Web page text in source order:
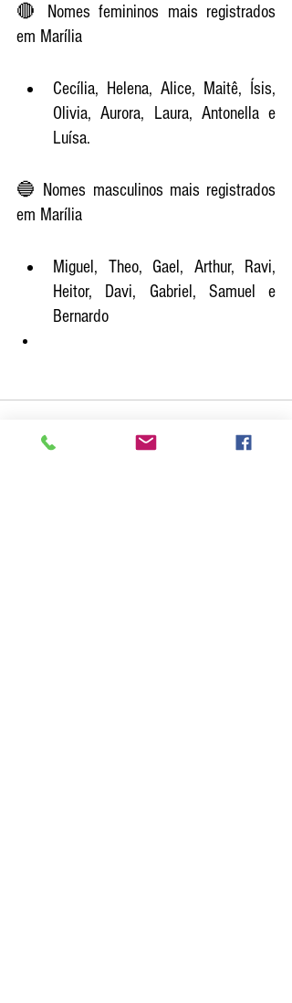
🔴 Nomes femininos mais registrados
em Marília
Cecília, Helena, Alice, Maitê, Ísis,
Olivia, Aurora, Laura, Antonella e
Luísa.
🔵 Nomes masculinos mais registrados
em Marília
Miguel, Theo, Gael, Arthur, Ravi,
Heitor, Davi, Gabriel, Samuel e
Bernardo